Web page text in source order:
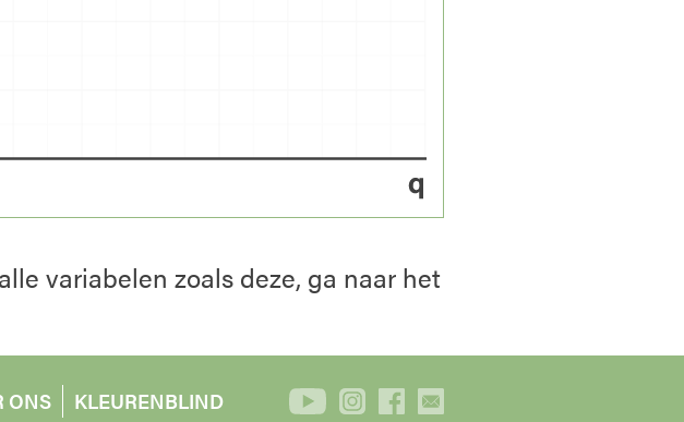
variabelen zoals deze, ga naar het
ONS KLEURENBLIND